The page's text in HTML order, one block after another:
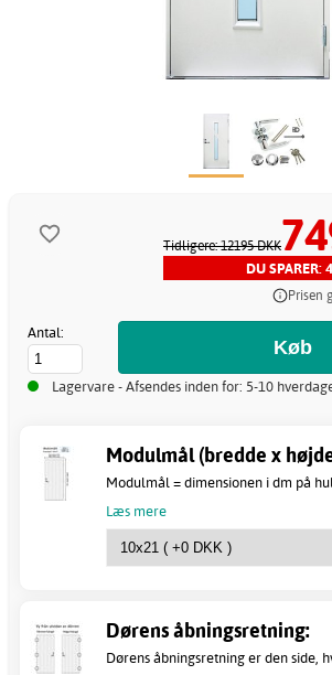
Tidligere: 12195 DKK
DU SPARER:
Prisen
Antal:
Lagervare - Afsendes inden for: 5-10
Modulmål (bredde x
Modulmål = dimensionen i dm på
Læs mere
Dørens åbningsretning:
Dørens åbningsretning er den side,